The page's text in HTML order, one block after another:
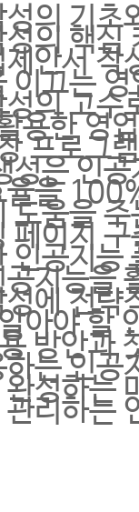
의 기초
의 핵심
안서 작
이끄는
성의 고
용한 영
프로그
성은 인
율을
도움을
페이지
인공지능
지능을
에 전략
아야 할
방안과
는 인공
완성하는
관리하는